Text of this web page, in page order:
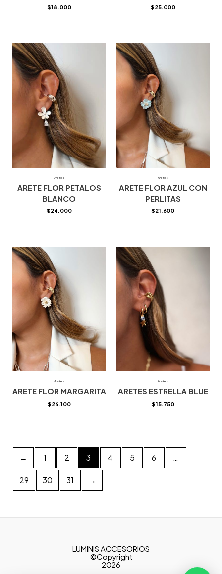
$18.000 $25.000
Aretes
ARETE FLOR PETALOS
BLANCO
$24.000
Aretes
ARETE FLOR AZUL CON
PERLITAS
$21.600
Aretes
ARETE FLOR MARGARITA
$26.100
Aretes
ARETES ESTRELLA BLUE
$15.750
← 1 2 3 4 5 6 …
29 30 31 →
LUMINIS ACCESORIOS
©Copyright
2026